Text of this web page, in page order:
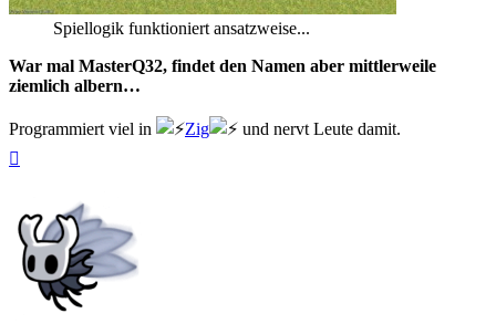
Spiellogik funktioniert ansatzweise...
War mal MasterQ32, findet den Namen aber mittlerweile
ziemlich albern…
Programmiert viel in Zig
und nervt Leute damit.